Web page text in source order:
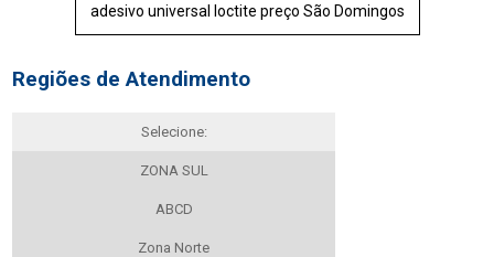
adesivo universal loctite preço São Domingos
Regiões de Atendimento
Selecione:
ZONA SUL
ABCD
Zona Norte